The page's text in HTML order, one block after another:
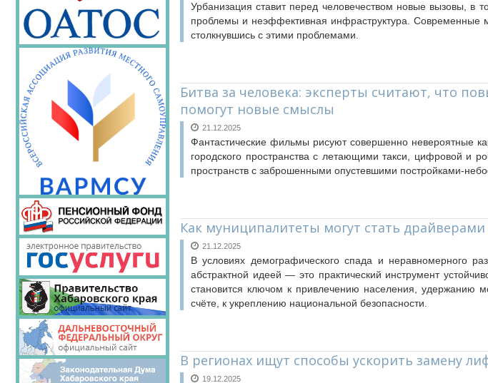
Урбанизация ставит перед человечеством новые вызовы, в
проблемы и неэффективная инфраструктура. Современные
столкнувшись с этими проблемами.
Битва за человека: эксперты считают, что
помогут новые смыслы
21.12.2025
Фантастические фильмы рисуют совершенно невероятные
городского пространства с летающими такси, цифровой и
пространств с заброшенными опустевшими постройками-
Как муниципалитеты могут стать
21.12.2025
В условиях демографического спада и неравномерного
абстрактной идеей — это практический инструмент
становится ключом к привлечению населения, удержанию
счёте, к укреплению национальной безопасности.
В регионах ищут способы ускорить замену
19.12.2025